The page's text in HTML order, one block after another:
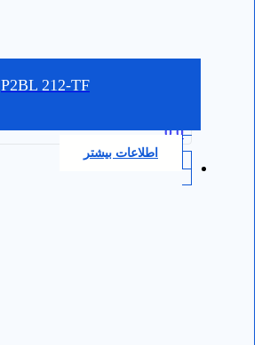
P2BL 212-TF
0.0
اطلاعات بیشتر